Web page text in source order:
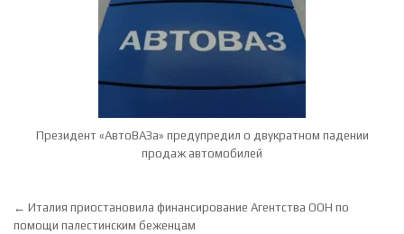
Президент «АвтоВАЗа» предупредил о двукратном падении
продаж автомобилей
Навигация по записям
← Италия приостановила финансирование Агентства ООН по
помощи палестинским беженцам